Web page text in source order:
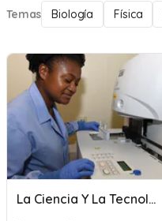
Temas Biología Física
La Ciencia Y La Tecnología #2